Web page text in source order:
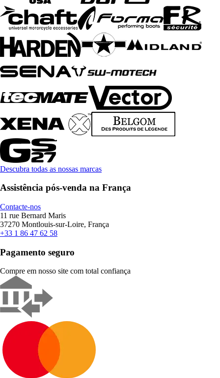
Descubra todas as nossas marcas
Assistência pós-venda na França
Contacte-nos
11 rue Bernard Maris
37270 Montlouis-sur-Loire, França
+33 1 86 47 62 58
Pagamento seguro
Compre em nosso site com total confiança